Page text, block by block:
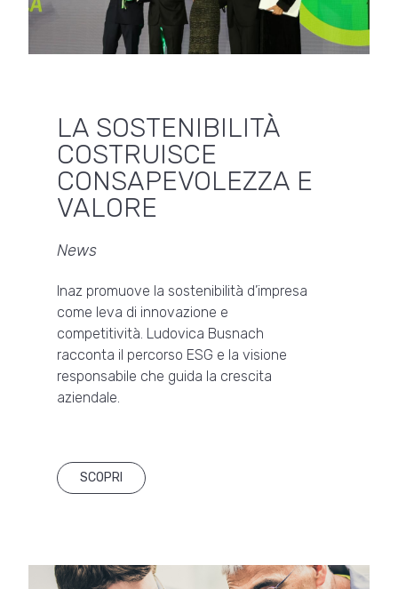
LA SOSTENIBILITÀ
COSTRUISCE
CONSAPEVOLEZZA E
VALORE
News
Inaz promuove la sostenibilità d’impresa
come leva di innovazione e
competitività. Ludovica Busnach
racconta il percorso ESG e la visione
responsabile che guida la crescita
aziendale.
SCOPRI